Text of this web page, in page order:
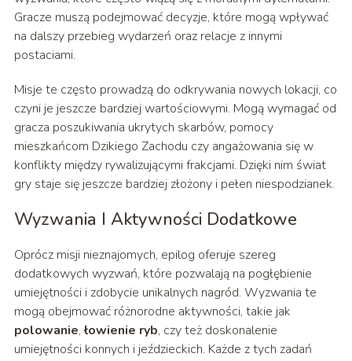
Gracze muszą podejmować decyzje, które mogą wpływać
na dalszy przebieg wydarzeń oraz relacje z innymi
postaciami.
Misje te często prowadzą do odkrywania nowych lokacji, co
czyni je jeszcze bardziej wartościowymi. Mogą wymagać od
gracza poszukiwania ukrytych skarbów, pomocy
mieszkańcom Dzikiego Zachodu czy angażowania się w
konflikty między rywalizującymi frakcjami. Dzięki nim świat
gry staje się jeszcze bardziej złożony i pełen niespodzianek.
Wyzwania I Aktywności Dodatkowe
Oprócz misji nieznajomych, epilog oferuje szereg
dodatkowych wyzwań, które pozwalają na pogłębienie
umiejętności i zdobycie unikalnych nagród. Wyzwania te
mogą obejmować różnorodne aktywności, takie jak
polowanie,łowienie ryb, czy też doskonalenie
umiejętności konnych i jeździeckich. Każde z tych zadań